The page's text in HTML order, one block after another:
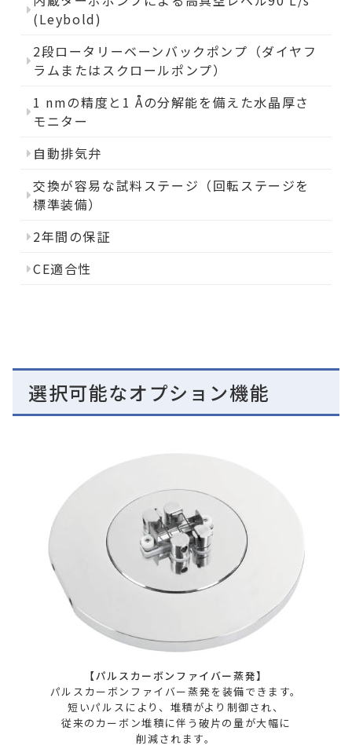
(Leybold)
2段ロータリーベーンバックポンプ（ダイヤフ
ラムまたはスクロールポンプ）
1 nmの精度と1 Åの分解能を備えた水晶厚さ
モニター
自動排気弁
交換が容易な試料ステージ（回転ステージを
標準装備）
2年間の保証
CE適合性
選択可能なオプション機能
【パルスカーボンファイバー蒸発】
パルスカーボンファイバー蒸発を装備できます。
短いパルスにより、堆積がより制御され、
従来のカーボン堆積に伴う破片の量が大幅に
削減されます。